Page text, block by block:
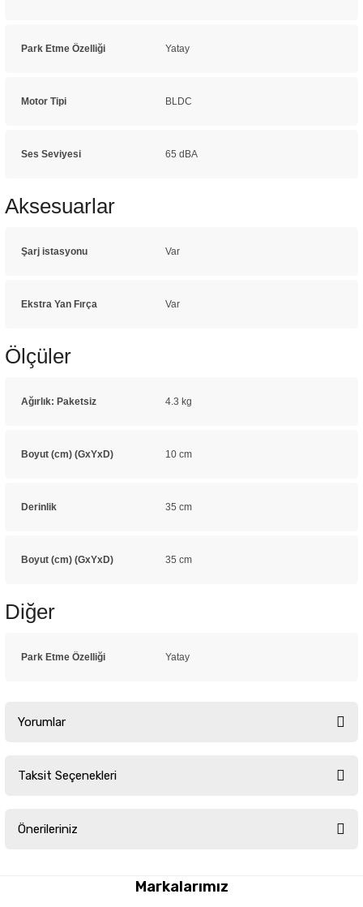
Park Etme Özelliği Yatay
Motor Tipi BLDC
Ses Seviyesi 65 dBA
Aksesuarlar
Şarj istasyonu Var
Ekstra Yan Fırça Var
Ölçüler
Ağırlık: Paketsiz 4.3 kg
Boyut (cm) (GxYxD) 10 cm
Derinlik 35 cm
Boyut (cm) (GxYxD) 35 cm
Diğer
Park Etme Özelliği Yatay
Yorumlar
Taksit Seçenekleri
Önerileriniz
yetersiz gördüğünüz noktaları öneri formunu kullanarak tarafımıza
Markalarımız